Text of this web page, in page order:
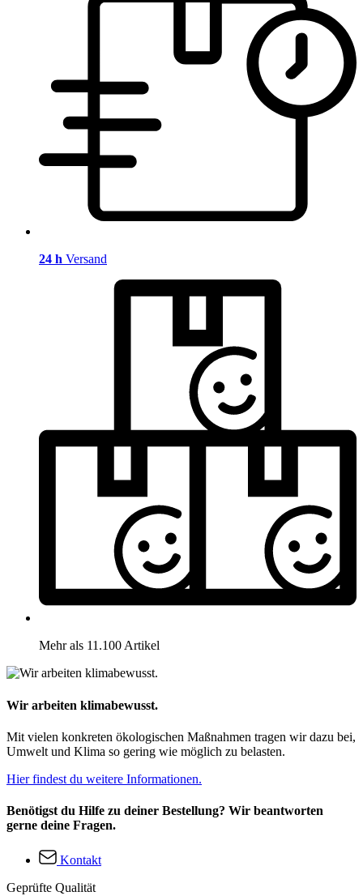
24 h Versand
Mehr als 11.100 Artikel
Wir arbeiten klimabewusst.
Mit vielen konkreten ökologischen Maßnahmen tragen wir dazu bei,
Umwelt und Klima so gering wie möglich zu belasten.
Hier findest du weitere Informationen.
Benötigst du Hilfe zu deiner Bestellung? Wir beantworten
gerne deine Fragen.
Kontakt
Geprüfte Qualität